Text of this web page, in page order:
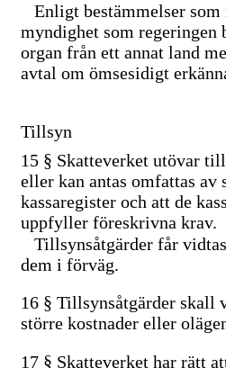
Enligt bestämmelser
myndighet som
organ från ett annat land
avtal om ömsesidigt
Tillsyn
15 § Skatteverket utövar
eller kan antas omfattas
kassaregister och att de
uppfyller föreskrivna krav.
Tillsynsåtgärder får
dem i förväg.
16 § Tillsynsåtgärder skall
större kostnader eller
17 § Skatteverket har rätt